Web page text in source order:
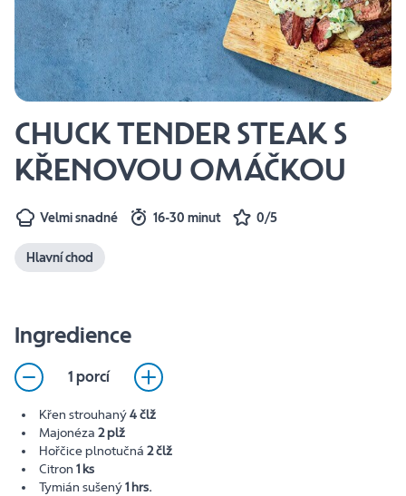
CHUCK TENDER STEAK S
KŘENOVOU OMÁČKOU
Velmi snadné 16-30 minut 0/5
Hlavní chod
Ingredience
1 porcí
Křen strouhaný4 člž
Majonéza 2 plž
Hořčice plnotučná 2 člž
Citron 1 ks
Tymián sušený1 hrs.